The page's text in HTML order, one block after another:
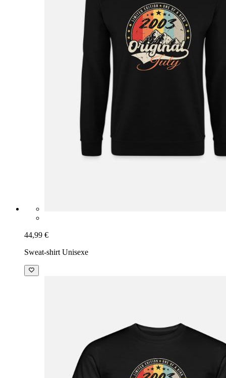
44,99 €
Sweat-shirt Unisexe